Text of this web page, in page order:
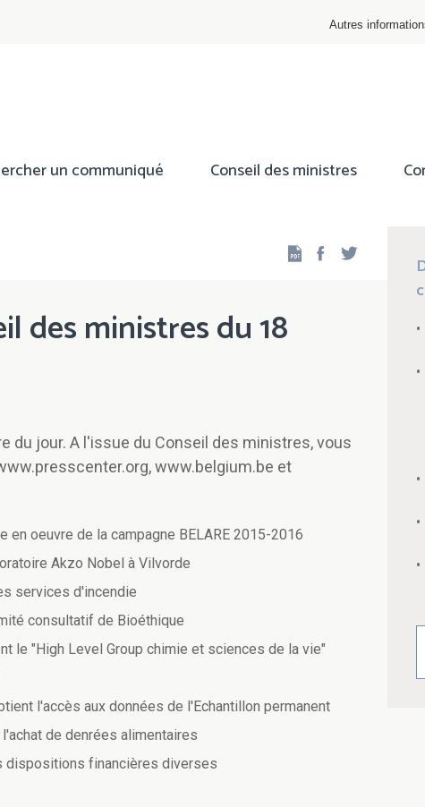
Autres
un communiqué Conseil des ministres
Facebook
des ministres du 18
du jour. A l'issue du Conseil des ministres, vous
www.belgium.be et
oeuvre de la campagne BELARE 2015-2016
Akzo Nobel à Vilvorde
services d'incendie
consultatif de Bioéthique
le "High Level Group chimie et sciences de la vie"
l'accès aux données de l'Echantillon permanent
de denrées alimentaires
dispositions financières diverses